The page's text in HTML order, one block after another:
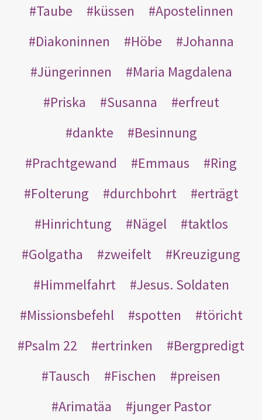
Taube
küssen
Apostelinnen
Diakoninnen
Höbe
Johanna
Jüngerinnen
Maria Magdalena
Priska
Susanna
erfreut
dankte
Besinnung
Prachtgewand
Emmaus
Ring
Folterung
durchbohrt
erträgt
Hinrichtung
Nägel
taktlos
Golgatha
zweifelt
Kreuzigung
Himmelfahrt
Jesus. Soldaten
Missionsbefehl
spotten
töricht
Psalm 22
ertrinken
Bergpredigt
Tausch
Fischen
preisen
Arimatäa
junger Pastor